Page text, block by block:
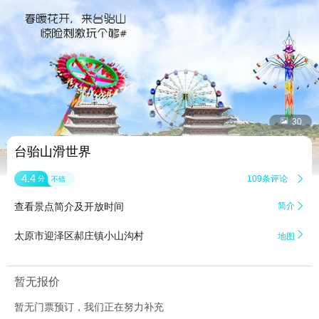
 30
台骀山滑世界
4.4 分 不错 109条评论 
查看景点简介及开放时间 简介 
太原市迎泽区郝庄镇小山沟村 地图 
暂无报价
暂无门票预订，我们正在努力补充